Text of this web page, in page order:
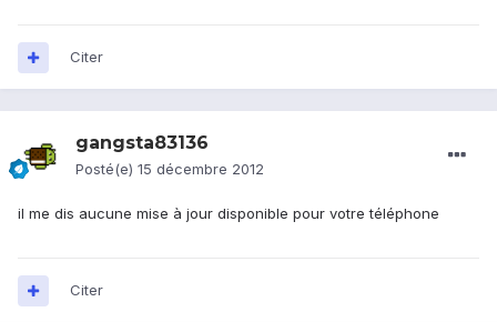
Citer
gangsta83136
Posté(e) 15 décembre 2012
il me dis aucune mise à jour disponible pour votre téléphone
Citer